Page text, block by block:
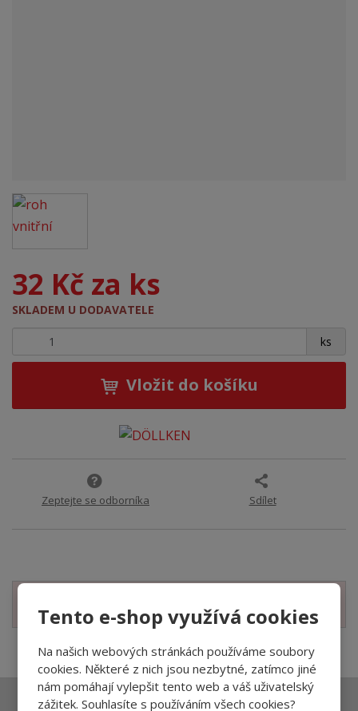
Tento e-shop využívá cookies
Na našich webových stránkách používáme soubory
cookies. Některé z nich jsou nezbytné, zatímco jiné
nám pomáhají vylepšit tento web a váš uživatelský
zážitek. Souhlasíte s používáním všech cookies?
32 Kč za ks
SKLADEM U DODAVATELE
ks
+-
Vložit do košíku
Zeptejte se odborníka Sdílet